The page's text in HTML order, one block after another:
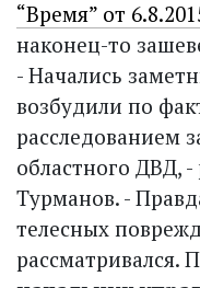
“Время” от
наконец-то
- Начались
возбудили по
расследованием
областного ДВД, -
Турманов. -
телесных